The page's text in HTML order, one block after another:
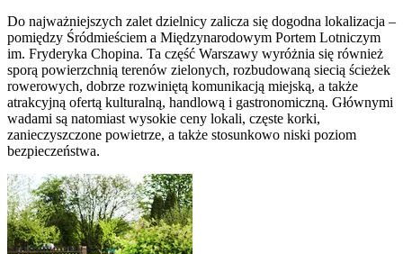
Do najważniejszych zalet dzielnicy zalicza się dogodna lokalizacja –
pomiędzy Śródmieściem a Międzynarodowym Portem Lotniczym
im. Fryderyka Chopina. Ta część Warszawy wyróżnia się również
sporą powierzchnią terenów zielonych, rozbudowaną siecią ścieżek
rowerowych, dobrze rozwiniętą komunikacją miejską, a także
atrakcyjną ofertą kulturalną, handlową i gastronomiczną. Głównymi
wadami są natomiast wysokie ceny lokali, częste korki,
zanieczyszczone powietrze, a także stosunkowo niski poziom
bezpieczeństwa.